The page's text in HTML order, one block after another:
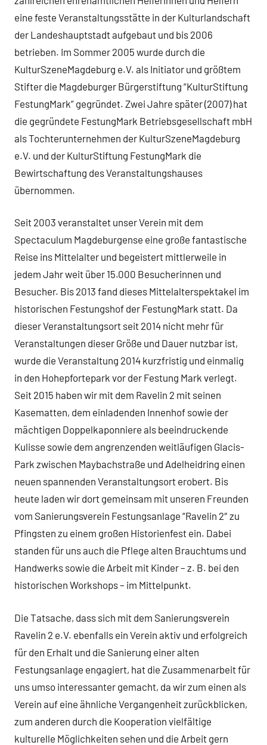
eine feste Veranstaltungsstätte in der Kulturlandschaft
der Landeshauptstadt aufgebaut und bis 2006
betrieben. Im Sommer 2005 wurde durch die
KulturSzeneMagdeburg e.V. als Initiator und größtem
Stifter die Magdeburger Bürgerstiftung “KulturStiftung
FestungMark” gegründet. Zwei Jahre später (2007) hat
die gegründete FestungMark Betriebsgesellschaft mbH
als Tochterunternehmen der KulturSzeneMagdeburg
e.V. und der KulturStiftung FestungMark die
Bewirtschaftung des Veranstaltungshauses
übernommen.
Seit 2003 veranstaltet unser Verein mit dem
Spectaculum Magdeburgense eine große fantastische
Reise ins Mittelalter und begeistert mittlerweile in
jedem Jahr weit über 15.000 Besucherinnen und
Besucher. Bis 2013 fand dieses Mittelalterspektakel im
historischen Festungshof der FestungMark statt. Da
dieser Veranstaltungsort seit 2014 nicht mehr für
Veranstaltungen dieser Größe und Dauer nutzbar ist,
wurde die Veranstaltung 2014 kurzfristig und einmalig
in den Hohepfortepark vor der Festung Mark verlegt.
Seit 2015 haben wir mit dem Ravelin 2 mit seinen
Kasematten, dem einladenden Innenhof sowie der
mächtigen Doppelkaponniere als beeindruckende
Kulisse sowie dem angrenzenden weitläufigen Glacis-
Park zwischen Maybachstraße und Adelheidring einen
neuen spannenden Veranstaltungsort erobert. Bis
heute laden wir dort gemeinsam mit unseren Freunden
vom Sanierungsverein Festungsanlage “Ravelin 2″ zu
Pfingsten zu einem großen Historienfest ein. Dabei
standen für uns auch die Pflege alten Brauchtums und
Handwerks sowie die Arbeit mit Kinder – z. B. bei den
historischen Workshops – im Mittelpunkt.
Die Tatsache, dass sich mit dem Sanierungsverein
Ravelin 2 e.V. ebenfalls ein Verein aktiv und erfolgreich
für den Erhalt und die Sanierung einer alten
Festungsanlage engagiert, hat die Zusammenarbeit für
uns umso interessanter gemacht, da wir zum einen als
Verein auf eine ähnliche Vergangenheit zurückblicken,
zum anderen durch die Kooperation vielfältige
kulturelle Möglichkeiten sehen und die Arbeit gern